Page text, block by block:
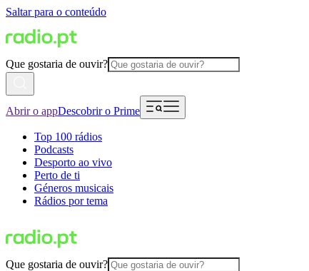
Saltar para o conteúdo
Que gostaria de ouvir?
Abrir o appDescobrir o Prime
Top 100 rádios
Podcasts
Desporto ao vivo
Perto de ti
Géneros musicais
Rádios por tema
Que gostaria de ouvir?